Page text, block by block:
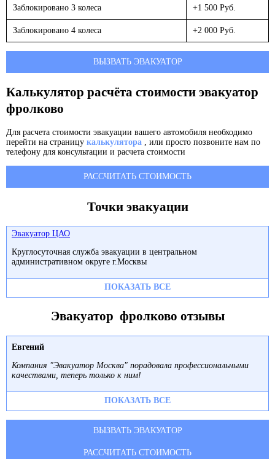
Заблокировано 3 колеса +1 500 Руб.
Заблокировано 4 колеса +2 000 Руб.
ВЫЗВАТЬ ЭВАКУАТОР
Калькулятор расчёта стоимости эвакуатор
фролково
Для расчета стоимости эвакуации вашего автомобиля необходимо
перейти на страницу калькулятора , или просто позвоните нам по
телефону для консультации и расчета стоимости
РАССЧИТАТЬ СТОИМОСТЬ
Точки эвакуации
Эвакуатор ЦАО
Круглосуточная служба эвакуации в центральном
административном округе г.Москвы
ПОКАЗАТЬ ВСЕ
Эвакуатор фролково отзывы
Евгений
Компания "Эвакуатор Москва" порадовала профессиональными
качествами, теперь только к ним!
ПОКАЗАТЬ ВСЕ
ВЫЗВАТЬ ЭВАКУАТОР
РАССЧИТАТЬ СТОИМОСТЬ